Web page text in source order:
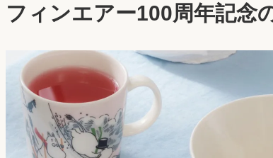
日：
フィンエアー100周年記念